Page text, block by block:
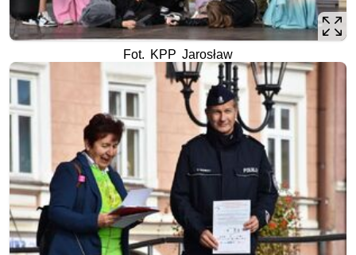
Fot. KPP Jarosław